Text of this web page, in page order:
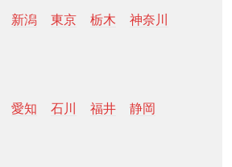
新潟 東京 栃木
神奈川
愛知 石川 福井 静岡